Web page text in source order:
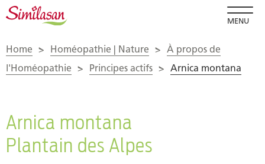
MENU
Home > Homéopathie | Nature > À propos de
l'Homéopathie > Principes actifs > Arnica montana
Arnica montana
Plantain des Alpes